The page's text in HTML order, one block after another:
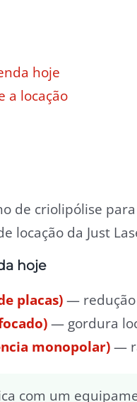
hoje
a locação
de criolipólise
locação da Just
hoje
placas) — redução
— gordura
monopolar) —
com um